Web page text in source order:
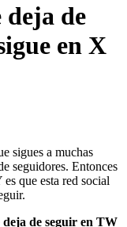
deja de
en X
sigues a muchas
seguidores. Entonces
es que esta red social
deja de seguir en TW